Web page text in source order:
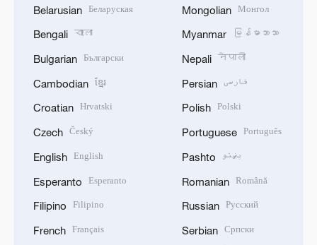
Belarusian Беларуская
Bengali বাংলা
Bulgarian Български
Cambodian ខ្មែរ
Croatian Hrvatski
Czech Český
English English
Esperanto Esperanto
Filipino Filipino
French Français
Mongolian Монгол
Myanmar မြန်မာဘာသာ
Nepali नेपाली
Persian فارسی
Polish Polski
Portuguese Português
Pashto پښتو
Romanian Română
Russian Русский
Serbian Српски